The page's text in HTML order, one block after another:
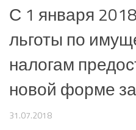
С 1 января
льготы по
налогам
новой форме
31.07.2018